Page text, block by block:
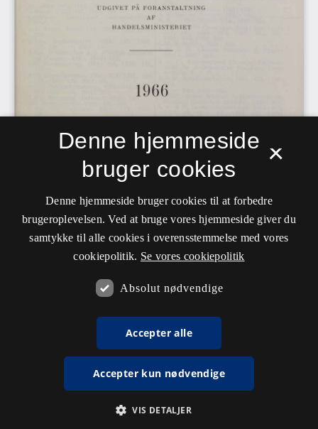
×
Denne hjemmeside
bruger cookies
Denne hjemmeside bruger cookies til at forbedre
brugeroplevelsen. Ved at bruge vores hjemmeside giver du
samtykke til alle cookies i overensstemmelse med vores
cookiepolitik. Se vores cookiepolitik
Absolut nødvendige
Accepter alle
Accepter kun nødvendige
VIS DETALJER